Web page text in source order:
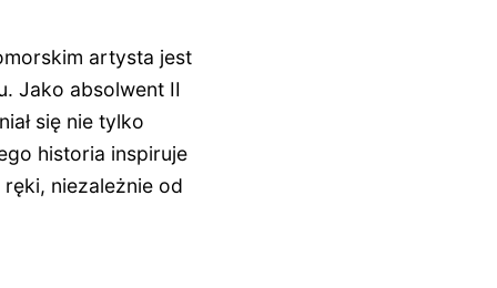
artysta jest
Jako absolwent II
się nie tylko
historia inspiruje
niezależnie od